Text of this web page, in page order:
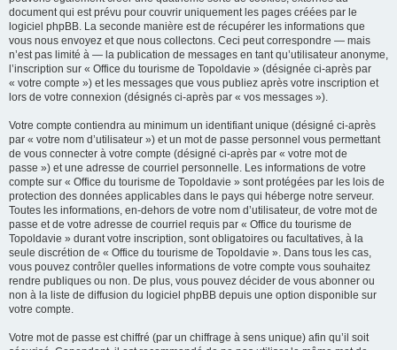
document qui est prévu pour couvrir uniquement les pages créées par le
logiciel phpBB. La seconde manière est de récupérer les informations que
vous nous envoyez et que nous collectons. Ceci peut correspondre — mais
n’est pas limité à — la publication de messages en tant qu’utilisateur anonyme,
l’inscription sur « Office du tourisme de Topoldavie » (désignée ci-après par
« votre compte ») et les messages que vous publiez après votre inscription et
lors de votre connexion (désignés ci-après par « vos messages »).
Votre compte contiendra au minimum un identifiant unique (désigné ci-après
par « votre nom d’utilisateur ») et un mot de passe personnel vous permettant
de vous connecter à votre compte (désigné ci-après par « votre mot de
passe ») et une adresse de courriel personnelle. Les informations de votre
compte sur « Office du tourisme de Topoldavie » sont protégées par les lois de
protection des données applicables dans le pays qui héberge notre serveur.
Toutes les informations, en-dehors de votre nom d’utilisateur, de votre mot de
passe et de votre adresse de courriel requis par « Office du tourisme de
Topoldavie » durant votre inscription, sont obligatoires ou facultatives, à la
seule discrétion de « Office du tourisme de Topoldavie ». Dans tous les cas,
vous pouvez contrôler quelles informations de votre compte vous souhaitez
rendre publiques ou non. De plus, vous pouvez décider de vous abonner ou
non à la liste de diffusion du logiciel phpBB depuis une option disponible sur
votre compte.
Votre mot de passe est chiffré (par un chiffrage à sens unique) afin qu’il soit